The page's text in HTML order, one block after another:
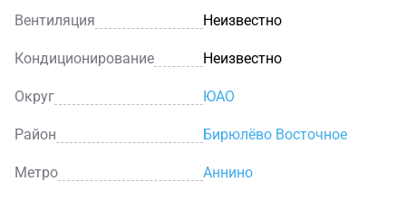
Вентиляция Неизвестно
Кондиционирование Неизвестно
Округ ЮАО
Район Бирюлёво Восточное
Метро Аннино